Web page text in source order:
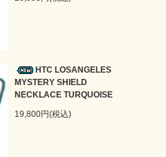
HTC LOSANGELES
MYSTERY SHIELD
NECKLACE TURQUOISE
19,800円(税込)